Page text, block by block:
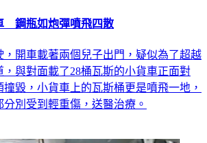
鋼瓶如炮彈噴飛四散
，開車載著兩個兒子出門，疑似為了超越
與對面載了28桶瓦斯的小貨車正面對
毀，小貨車上的瓦斯桶更是噴飛一地，
別受到輕重傷，送醫治療。